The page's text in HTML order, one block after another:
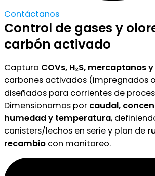
Contáctanos
Control de gases y
carbón activado
Captura COVs, H₂S, mercaptanos
carbones activados (impregnados
diseñados para corrientes de
Dimensionamos por caudal,
humedad y temperatura,
canisters/lechos en serie y plan de
recambio con monitoreo.